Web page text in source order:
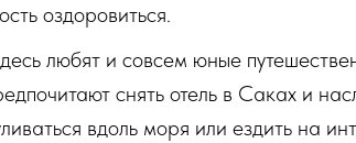
оздоровиться.
любят и совсем юные
снять отель в Саках и
вдоль моря или ездить на